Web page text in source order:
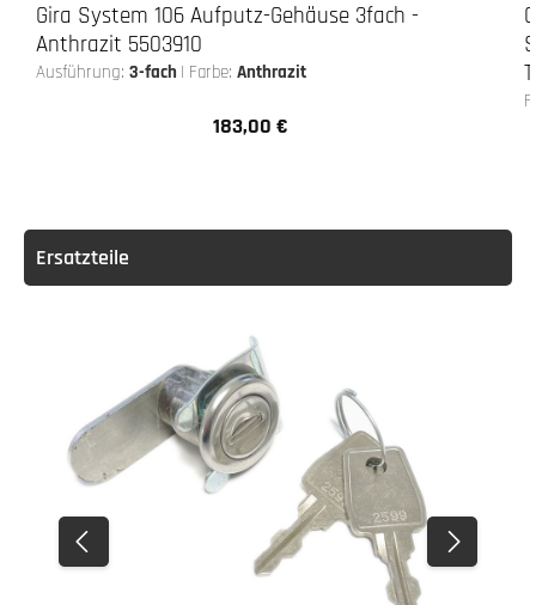
Gira System 106 Aufputz-Gehäuse 3fach -
Anthrazit 5503910
Ausführung:3-fach | Farbe:Anthrazit
Regulärer Preis:
183,00 €
Ersatzteile